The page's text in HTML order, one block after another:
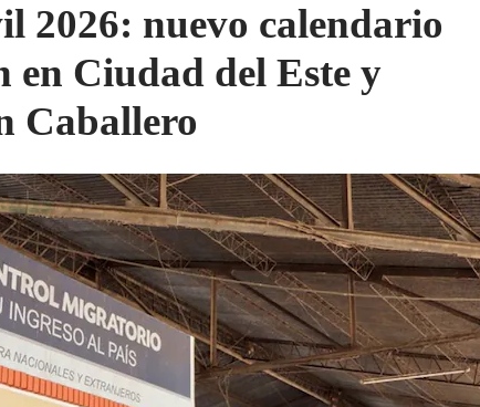
2026: nuevo calendario
en Ciudad del Este y
Caballero